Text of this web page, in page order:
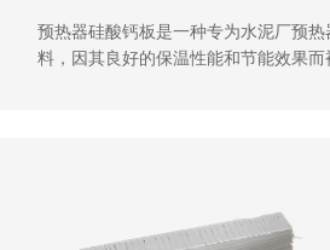
预热器硅酸钙板是一种专为水泥厂预
料，因其良好的保温性能和节能效果而